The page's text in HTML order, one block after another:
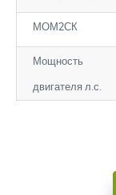
МОМ2СК
Мощность
двигателя л.с.